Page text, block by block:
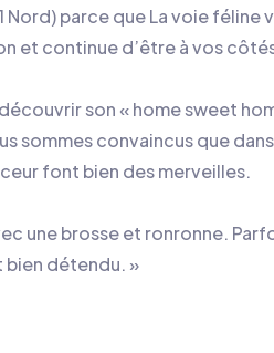
Nord) parce que La voie
et continue d’être à vos
son « home sweet
sommes convaincus que
font bien des merveilles.
une brosse et ronronne.
bien détendu. »